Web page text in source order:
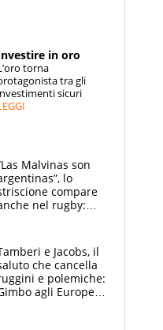
in oro
torna
tra gli
sicuri
Malvinas son
lo
compare
nel rugby:
caso
e Jacobs, il
che cancella
e polemiche:
agli Europei